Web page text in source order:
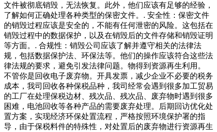
文件被彻底销毁，无法恢复。此外，他们应该有足够的经验，
了解如何正确处理各种类型的保密文件。. 安全性：保密文件
的销毁过程应该是安全的，不能有任何泄密的风险。这包括在
销毁过程中的数据保护，以及在销毁后的文件存储和销毁证明
等方面。. 合规性：销毁公司应该了解并遵守相关的法律法
规，包括数据保护法、环保法等。他们的操作应该符合这些法
律法规的要求，避免引发法律问题。物得到资源再生利用。
不管你是回收电子废弃物。开具发票，减少企业不必要的税务
成本，我司回收各种保税品种，我司经常会遇到很多加工贸易
的工厂在处理保税边材、残次品、残次品、废弃物时遇到很多
困难，电池回收等各种产品的需要废弃处理。后期回访优化处
置方案，实现经济环保处置流程，严格按照环境保护署的指
导，由于保税料件的特殊性，对处置后的废弃物进行资源再生